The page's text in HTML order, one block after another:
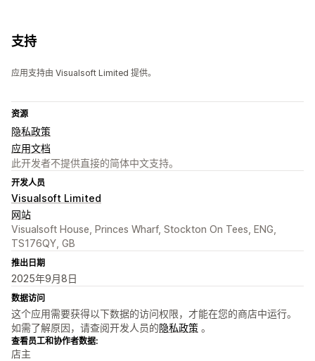
支持
应用支持由 Visualsoft Limited 提供。
资源
隐私政策
应用文档
此开发者不提供直接的简体中文支持。
开发人员
Visualsoft Limited
网站
Visualsoft House, Princes Wharf, Stockton On Tees, ENG,
TS176QY, GB
推出日期
2025年9月8日
数据访问
这个应用需要获得以下数据的访问权限，才能在您的商店中运行。
如需了解原因，请查阅开发人员的隐私政策 。
查看员工和协作者数据:
店主